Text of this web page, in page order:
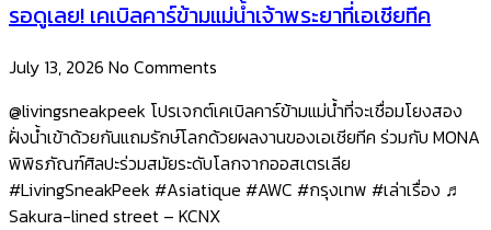
รอดูเลย! เคเบิลคาร์ข้ามแม่น้ำเจ้าพระยาที่เอเชียทีค
July 13, 2026 No Comments
@livingsneakpeek โปรเจกต์เคเบิลคาร์ข้ามแม่น้ำที่จะเชื่อมโยงสอง
ฝั่งน้ำเข้าด้วยกันแถมรักษ์โลกด้วยผลงานของเอเชียทีค ร่วมกับ MONA
พิพิธภัณฑ์ศิลปะร่วมสมัยระดับโลกจากออสเตรเลีย
#LivingSneakPeek #Asiatique #AWC #กรุงเทพ #เล่าเรื่อง ♬
Sakura-lined street – KCNX